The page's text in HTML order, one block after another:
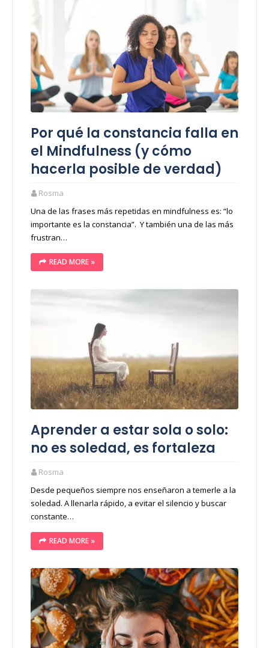
Por qué la constancia falla en
el Mindfulness (y cómo
hacerla posible de verdad)
Rosma
Una de las frases más repetidas en mindfulness es: “lo
importante es la constancia”. Y también una de las más
frustran…
READ MORE »
Aprender a estar sola o solo:
no es soledad, es fortaleza
Rosma
Desde pequeños siempre nos enseñaron a temerle a la
soledad. A llenarla rápido, a evitar el silencio y buscar
constante…
READ MORE »